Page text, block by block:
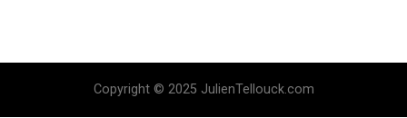
Copyright © 2025 JulienTellouck.com